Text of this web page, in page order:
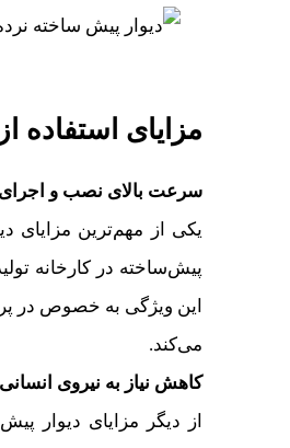
مزایای استفاده
سرعت بالای نصب و
یکی از مهم‌ترین
پیش‌ساخته در کارخانه
این ویژگی به خصوص در
می‌کند.
کاهش نیاز به نیروی
از دیگر مزایای دیوار